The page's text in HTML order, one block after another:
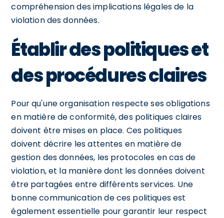
compréhension des implications légales de la
violation des données.
Établir des politiques et
des procédures claires
Pour qu'une organisation respecte ses obligations
en matière de conformité, des politiques claires
doivent être mises en place. Ces politiques
doivent décrire les attentes en matière de
gestion des données, les protocoles en cas de
violation, et la manière dont les données doivent
être partagées entre différents services. Une
bonne communication de ces politiques est
également essentielle pour garantir leur respect